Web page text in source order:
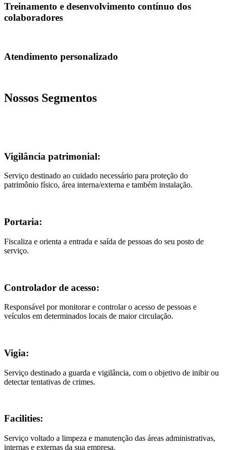
Treinamento e desenvolvimento contínuo dos
colaboradores
Atendimento personalizado
Nossos Segmentos
Vigilância patrimonial:
Serviço destinado ao cuidado necessário para proteção do
patrimônio físico, área interna/externa e também instalação.
Portaria:
Fiscaliza e orienta a entrada e saída de pessoas do seu posto de
serviço.
Controlador de acesso:
Responsável por monitorar e controlar o acesso de pessoas e
veículos em determinados locais de maior circulação.
Vigia:
Serviço destinado a guarda e vigilância, com o objetivo de inibir ou
detectar tentativas de crimes.
Facilities:
Serviço voltado a limpeza e manutenção das áreas administrativas,
internas e externas da sua empresa.